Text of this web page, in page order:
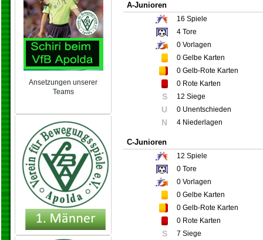
Ansetzungen unserer
Teams
A-Junioren
16 Spiele
4 Tore
0 Vorlagen
0 Gelbe Karten
0 Gelb-Rote Karten
0 Rote Karten
S 12 Siege
U 0 Unentschieden
N 4 Niederlagen
C-Junioren
12 Spiele
0 Tore
0 Vorlagen
0 Gelbe Karten
0 Gelb-Rote Karten
0 Rote Karten
S 7 Siege